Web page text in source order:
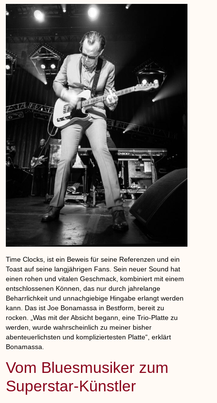
Time Clocks, ist ein Beweis für seine Referenzen und ein
Toast auf seine langjährigen Fans. Sein neuer Sound hat
einen rohen und vitalen Geschmack, kombiniert mit einem
entschlossenen Können, das nur durch jahrelange
Beharrlichkeit und unnachgiebige Hingabe erlangt werden
kann. Das ist Joe Bonamassa in Bestform, bereit zu
rocken. „Was mit der Absicht begann, eine Trio-Platte zu
werden, wurde wahrscheinlich zu meiner bisher
abenteuerlichsten und kompliziertesten Platte“, erklärt
Bonamassa.
Vom Bluesmusiker zum
Superstar-Künstler